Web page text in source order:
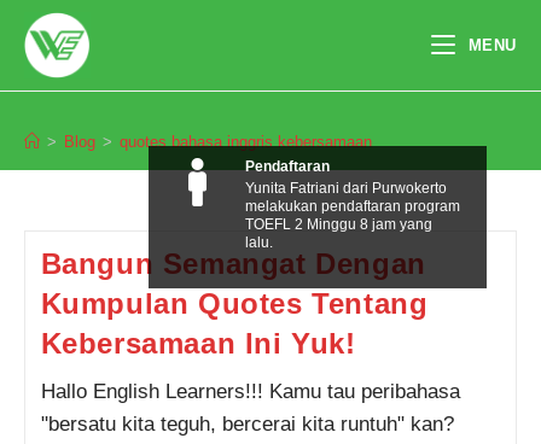
content
MENU
> Blog > quotes bahasa inggris kebersamaan
Bangun Semangat Dengan
Kumpulan Quotes Tentang
Kebersamaan Ini Yuk!
Hallo English Learners!!! Kamu tau peribahasa
"bersatu kita teguh, bercerai kita runtuh" kan?
Pendaftaran
Yunita Fatriani dari Purwokerto
melakukan pendaftaran program
TOEFL 2 Minggu 8 jam yang
lalu.